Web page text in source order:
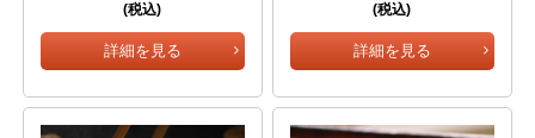
(税込)
詳細を見る
(税込)
詳細を見る